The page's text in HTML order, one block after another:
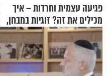
פגיעה עצמית וחרדות – איך
מכילים את זה? זוגיות במבחן,
הפעם עם יהודית ואלתר כהן